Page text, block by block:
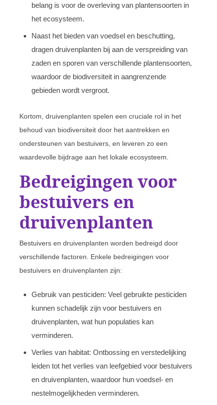
belang is voor de overleving van plantensoorten in
het ecosysteem.
Naast het bieden van voedsel en beschutting,
dragen druivenplanten bij aan de verspreiding van
zaden en sporen van verschillende plantensoorten,
waardoor de biodiversiteit in aangrenzende
gebieden wordt vergroot.
Kortom, druivenplanten spelen een cruciale rol in het
behoud van biodiversiteit door het aantrekken en
ondersteunen van bestuivers, en leveren zo een
waardevolle bijdrage aan het lokale ecosysteem.
Bedreigingen voor
bestuivers en
druivenplanten
Bestuivers en druivenplanten worden bedreigd door
verschillende factoren. Enkele bedreigingen voor
bestuivers en druivenplanten zijn:
Gebruik van pesticiden: Veel gebruikte pesticiden
kunnen schadelijk zijn voor bestuivers en
druivenplanten, wat hun populaties kan
verminderen.
Verlies van habitat: Ontbossing en verstedelijking
leiden tot het verlies van leefgebied voor bestuivers
en druivenplanten, waardoor hun voedsel- en
nestelmogelijkheden verminderen.